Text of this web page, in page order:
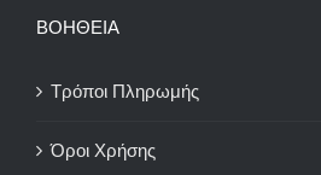
ΒΟΗΘΕΙΑ
Τρόποι Πληρωμής
Όροι Χρήσης